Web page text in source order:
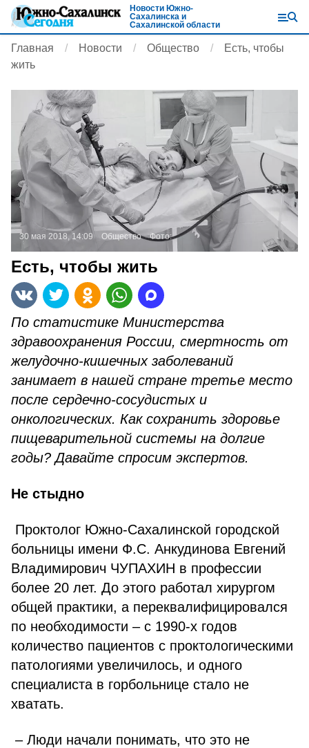
Новости Южно-
Сахалинска и
Сахалинской области
Главная Новости Общество
Есть, чтобы
жить
30 мая 2018, 14:09 Общество Фото:
Есть, чтобы жить
По статистике Министерства
здравоохранения России, смертность от
желудочно-кишечных заболеваний
занимает в нашей стране третье место
после сердечно-сосудистых и
онкологических. Как сохранить здоровье
пищеварительной системы на долгие
годы? Давайте спросим экспертов.
Не стыдно
Проктолог Южно-Сахалинской городской
больницы имени Ф.С. Анкудинова Евгений
Владимирович ЧУПАХИН в профессии
более 20 лет. До этого работал хирургом
общей практики, а переквалифицировался
по необходимости – с 1990-х годов
количество пациентов с проктологическими
патологиями увеличилось, и одного
специалиста в горбольнице стало не
хватать.
– Люди начали понимать, что это не